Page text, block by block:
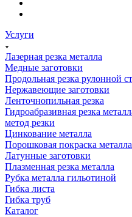
Услуги
Лазерная резка металла
Медные заготовки
Продольная резка рулонной
Нержавеющие заготовки
Ленточнопильная резка
Гидроабразивная резка
метод резки
Цинкование металла
Порошковая покраска металла
Латунные заготовки
Плазменная резка металла
Рубка металла гильотиной
Гибка листа
Гибка труб
Каталог